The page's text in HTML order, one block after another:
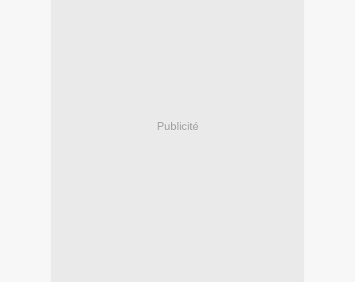
Publicité